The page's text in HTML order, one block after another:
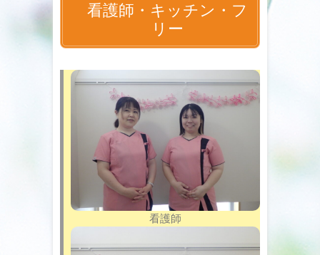
看護師・キッチン・フ
リー
看護師